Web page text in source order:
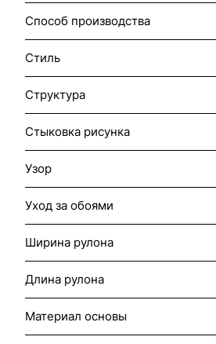
Способ производства
Стиль
Структура
Стыковка рисунка
Узор
Уход за обоями
Ширина рулона
Длина рулона
Материал основы